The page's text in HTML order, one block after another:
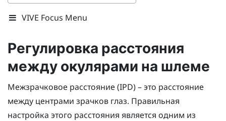
VIVE Focus Menu
Регулировка расстояния
между окулярами на шлеме
Межзрачковое расстояние (IPD) – это расстояние
между центрами зрачков глаз. Правильная
настройка этого расстояния является одним из